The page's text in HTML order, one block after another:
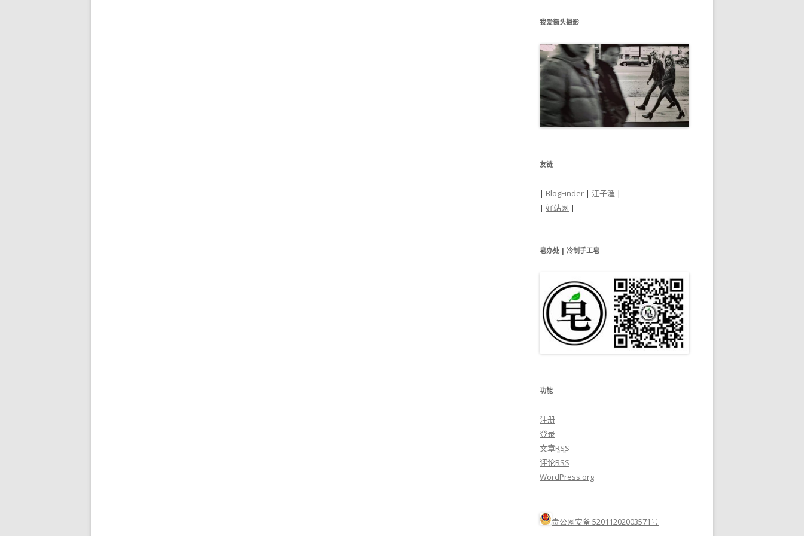
我爱街头摄影
友链
| BlogFinder | 江子渔 |
| 好站网 |
皂办处 | 冷制手工皂
功能
注册
登录
文章RSS
评论RSS
WordPress.org
贵公网安备 52011202003571号